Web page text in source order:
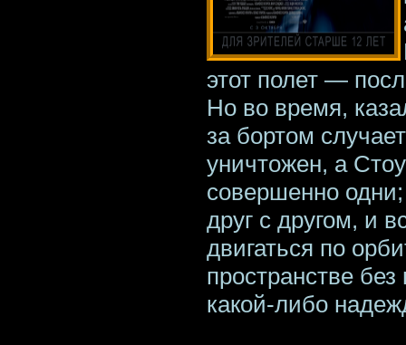
этот полет —
Но во время,
за бортом
уничтожен, а
совершенно одни;
друг с другом, и
двигаться по
пространстве
какой-либо